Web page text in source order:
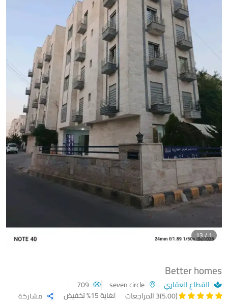
Better homes
القطاع العقاري
(5.00)
3 المراجعات لغاية 15% تخفيض مشاركة
1 / 13